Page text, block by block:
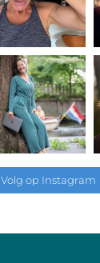
Volg op Instagram